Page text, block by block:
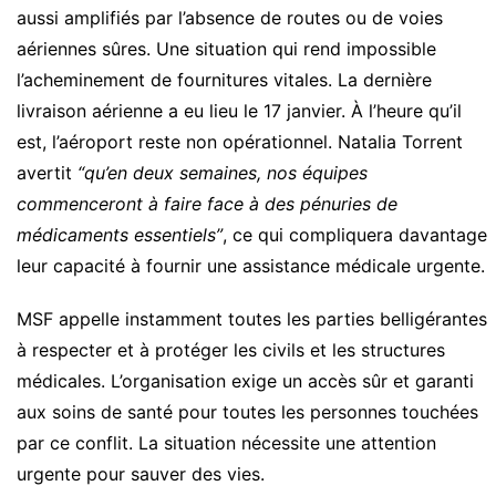
aussi amplifiés par l’absence de routes ou de voies
aériennes sûres. Une situation qui rend impossible
l’acheminement de fournitures vitales. La dernière
livraison aérienne a eu lieu le 17 janvier. À l’heure qu’il
est, l’aéroport reste non opérationnel. Natalia Torrent
avertit “qu’en deux semaines, nos équipes
commenceront à faire face à des pénuries de
médicaments essentiels”, ce qui compliquera davantage
leur capacité à fournir une assistance médicale urgente.
MSF appelle instamment toutes les parties belligérantes
à respecter et à protéger les civils et les structures
médicales. L’organisation exige un accès sûr et garanti
aux soins de santé pour toutes les personnes touchées
par ce conflit. La situation nécessite une attention
urgente pour sauver des vies.